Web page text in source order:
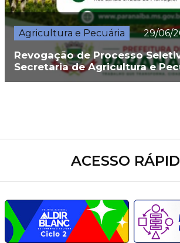
Agricultura e Pecuária 29/06/
Revogação de Processo
Secretaria de Agricultura e
ACESSO